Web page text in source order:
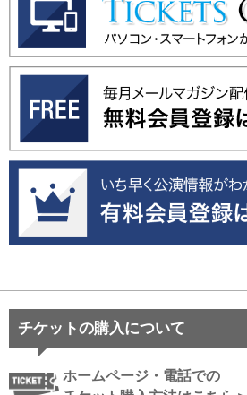
チケットの購入について
ホームページ・電話での